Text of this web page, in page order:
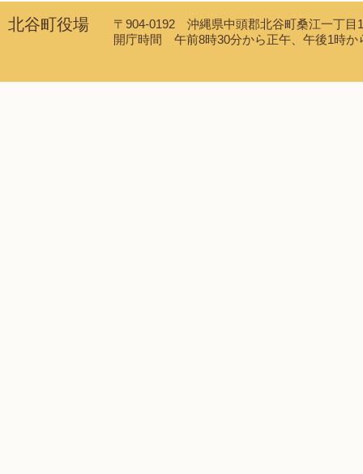
北谷町役場
〒904-0192 沖縄県中頭郡北谷町桑江一丁
開庁時間 午前8時30分から正午、午後1時か